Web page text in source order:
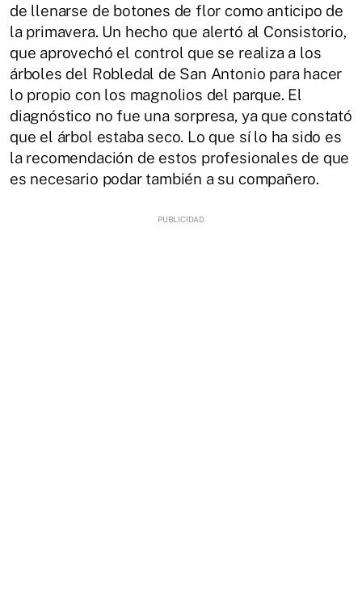
de llenarse de botones de flor como anticipo de
la primavera. Un hecho que alertó al Consistorio,
que aprovechó el control que se realiza a los
árboles del Robledal de San Antonio para hacer
lo propio con los magnolios del parque. El
diagnóstico no fue una sorpresa, ya que constató
que el árbol estaba seco. Lo que sí lo ha sido es
la recomendación de estos profesionales de que
es necesario podar también a su compañero.